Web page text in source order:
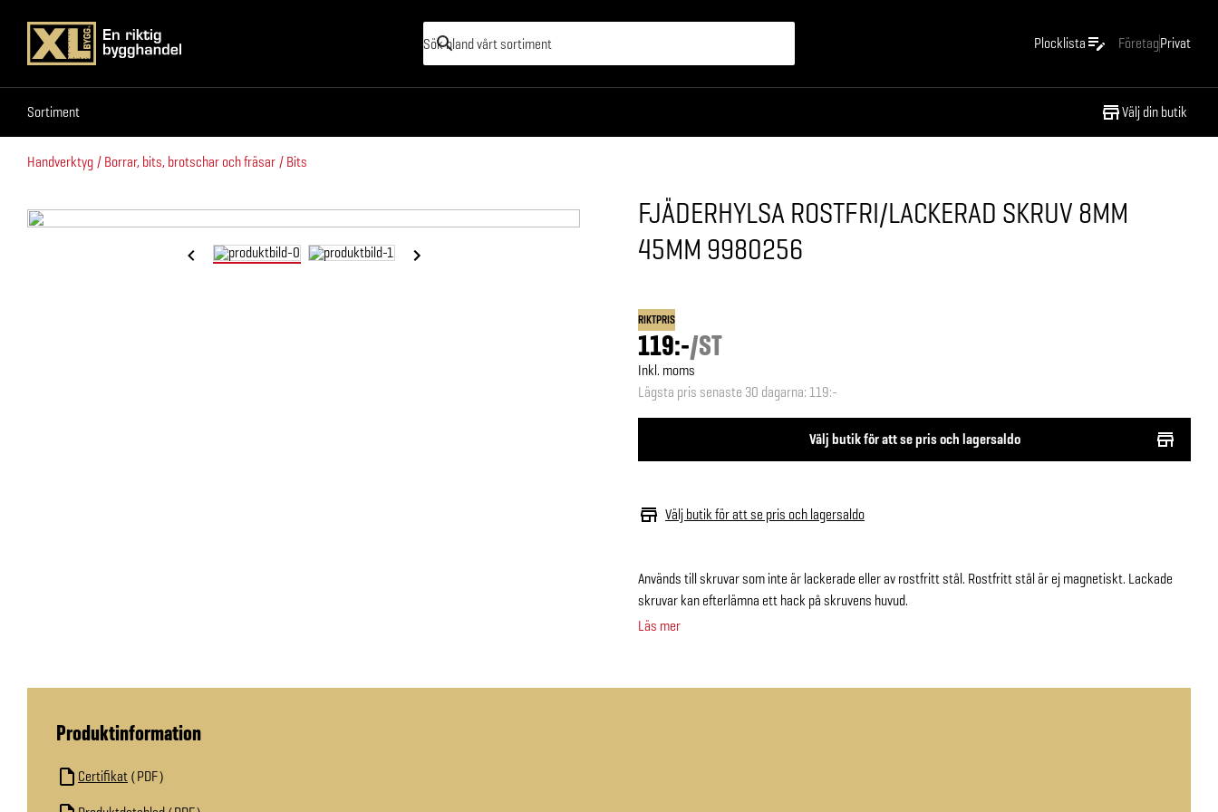
Plocklista FöretagPrivat
Sortiment Välj din butik
Sortiment
Handverktyg Borrar, bits, brotschar och fräsar Bits
FJÄDERHYLSA ROSTFRI/LACKERAD SKRUV 8MM
45MM 9980256
RIKTPRIS
119:-/ST
Inkl. moms
Lägsta pris senaste 30 dagarna: 119:-
Välj butik för att se pris och lagersaldo
Välj butik för att se pris och lagersaldo
Används till skruvar som inte är lackerade eller av rostfritt stål. Rostfritt stål är ej magnetiskt. Lackade
skruvar kan efterlämna ett hack på skruvens huvud.
Läs mer
Produktinformation
Certifikat PDF